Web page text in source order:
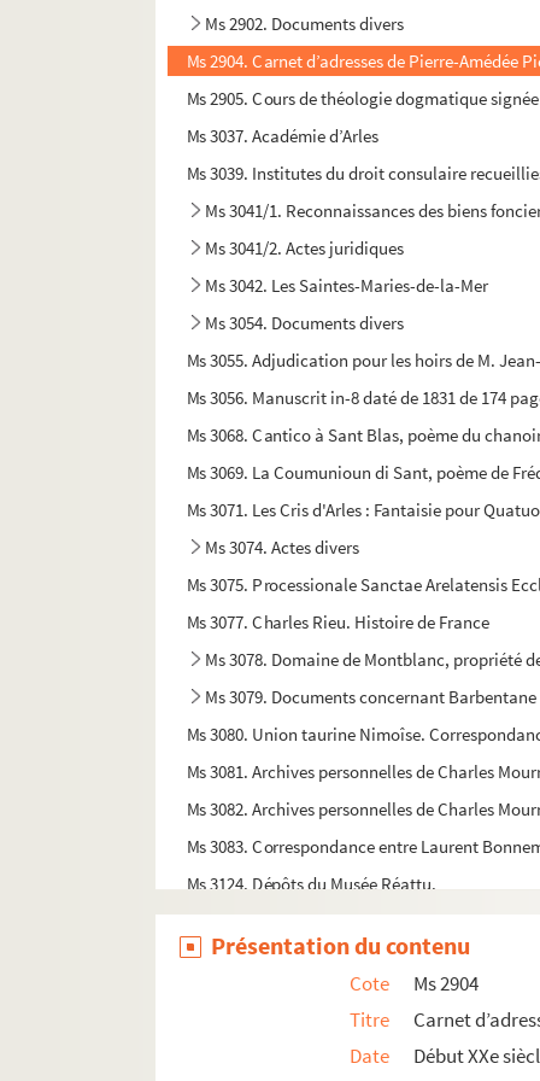
Ms 2902. Documents divers
Ms 2904. Carnet d’adresses de Pierre-Amédée
Ms 2905. Cours de théologie dogmatique
Ms 3037. Académie d’Arles
Ms 3039. Institutes du droit consulaire
Ms 3041/1. Reconnaissances des biens
Ms 3041/2. Actes juridiques
Ms 3042. Les Saintes-Maries-de-la-Mer
Ms 3054. Documents divers
Ms 3055. Adjudication pour les hoirs de M.
Ms 3056. Manuscrit in-8 daté de 1831 de 174
Ms 3068. Cantico à Sant Blas, poème du
Ms 3069. La Coumunioun di Sant, poème de
Ms 3071. Les Cris d'Arles : Fantaisie pour
Ms 3074. Actes divers
Ms 3075. Processionale Sanctae Arelatensis
Ms 3077. Charles Rieu. Histoire de France
Ms 3078. Domaine de Montblanc, propriété
Ms 3079. Documents concernant Barbentane
Ms 3080. Union taurine Nimoîse.
Ms 3081. Archives personnelles de Charles
Ms 3082. Archives personnelles de Charles
Ms 3083. Correspondance entre Laurent
Ms 3124. Dépôts du Musée Réattu.
Ms 3129. Registre de billets de nolis. Port d'Arles
Ms 3130. Plans des ateliers de chemin de fer P.
Ms 3131. Ateliers du chemin de fer P.L.M d’Arles
Ms 3132. Ateliers du chemin de fer P.L.M
Ms 3133. Ateliers du chemin de fer P.L.M d’Arles
Présentation du contenu
Cote
Ms 2904
Titre
Carnet
Date
Début XXe